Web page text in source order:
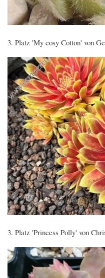
3. Platz 'My cosy Cotton' von
3. Platz 'Princess Polly' von